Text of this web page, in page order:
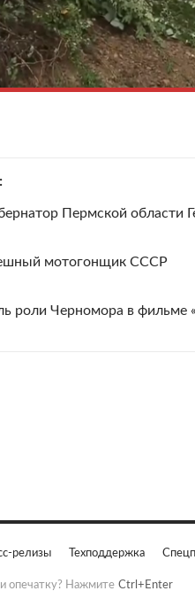
Пермской области
мотогонщик СССР
роли Черномора в фильме
релизы Техподдержка
опечатку? Нажмите Ctrl+Enter